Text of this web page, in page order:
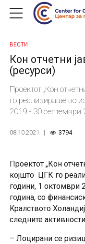
ВЕСТИ
Кон отчетни
(ресурси)
Проектот „Кон
го реализираше во
2019 - 30 септември
Скопје, ги опфати
167 тендери и беа
договори за јавни
претпријатија
општините Гостивар,
овие претпријатија
скрининг за начинот
набавки. - Беа
08.10.2021 3794
Проектот „Кон
којшто ЦГК го
години, 1 октомври
година, со
Kралството
следните
– Лоцирани се